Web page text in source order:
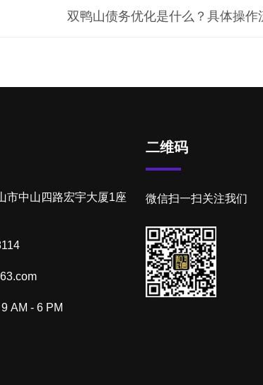
双鸭山债务优化是什么？具体操作
市中山四路宏宇大厦1座
9 AM - 6 PM
二维码
微信扫一扫关注我们